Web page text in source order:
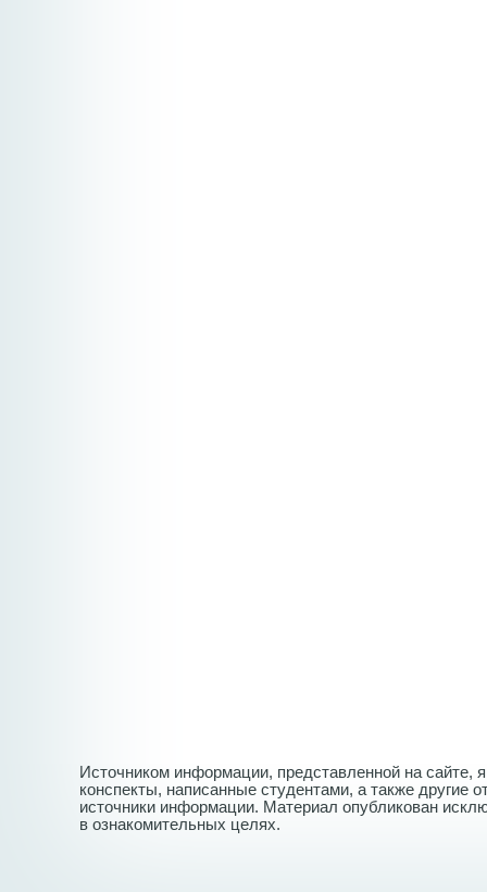
Источником информации, представленной на сайте,
конспекты, написанные студентами, а также другие
источники информации. Материал опубликован
в ознакомительных целях.